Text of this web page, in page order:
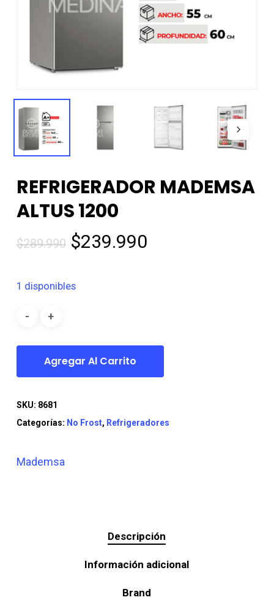
REFRIGERADOR MADEMSA
ALTUS 1200
$289.990 El
era:
$239.990El
1 disponibles
Agregar Al Carrito
SKU: 8681
Categorías: No Frost, Refrigeradores
Mademsa
Descripción
Información adicional
Brand